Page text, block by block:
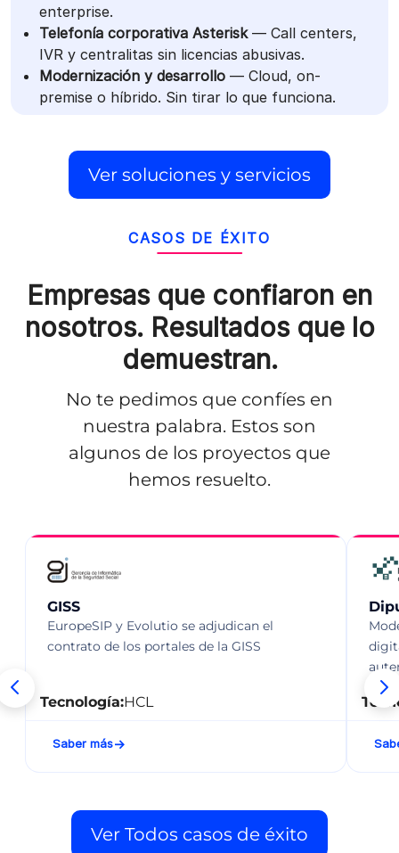
enterprise.
Telefonía corporativa Asterisk— Call centers,
IVR y centralitas sin licencias abusivas.
Modernización y desarrollo — Cloud, on-
premise o híbrido. Sin tirar lo que funciona.
Ver soluciones y servicios
CASOS DE ÉXITO
Empresas que confiaron en
nosotros. Resultados que lo
demuestran.
No te pedimos que confíes en
nuestra palabra. Estos son
algunos de los proyectos que
hemos resuelto.
GISS
EuropeSIP y Evolutio se adjudican el
contrato de los portales de la GISS
Tecnología:HCL
Saber más
Ver Todos casos de éxito